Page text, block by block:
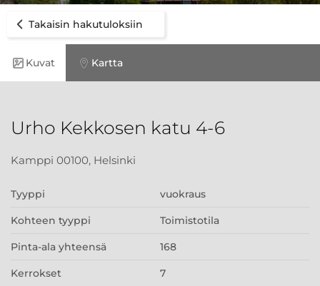
Takaisin hakutuloksiin
Kuvat Kartta
Urho Kekkosen katu 4-6
Kamppi 00100, Helsinki
Tyyppi vuokraus
Kohteen tyyppi Toimistotila
Pinta-ala yhteensä 168
Kerrokset 7